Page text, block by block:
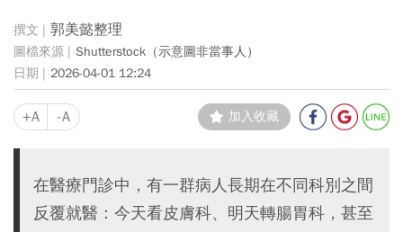
郭美懿整理
Shutterstock（示意圖非當事人）
2026-04-01 12:24
+A -A 加入收藏
在醫療門診中，有一群病人長期在不同科別之間
反覆就醫：今天看皮膚科、明天轉腸胃科，甚至